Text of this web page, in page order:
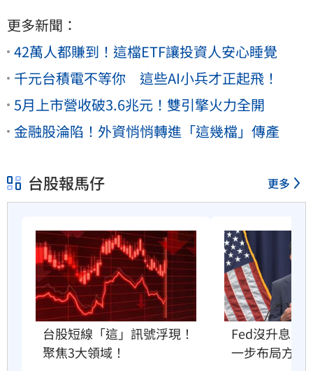
更多新聞：
42萬人都賺到！這檔ETF讓投資人安心睡覺
千元台積電不等你 這些AI小兵才正起飛！
5月上市營收破3.6兆元！雙引擎火力全開
金融股淪陷！外資悄悄轉進「這幾檔」傳產
台股報馬仔 更多
台股短線「這」訊號浮現！
聚焦3大領域！
Fed沒升息股
一步布局方向